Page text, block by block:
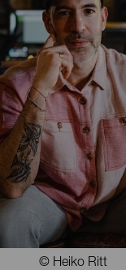
© Heiko Ritt